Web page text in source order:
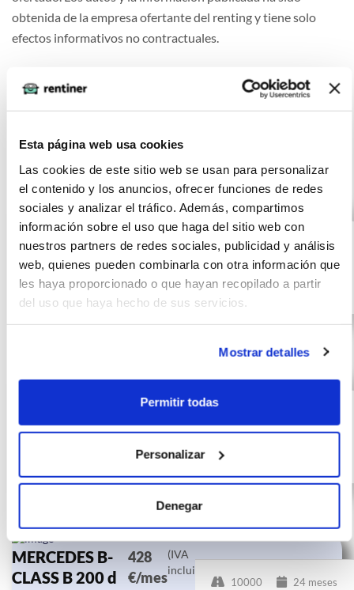
Esta página web usa cookies
Las cookies de este sitio web se usan para personalizar
el contenido y los anuncios, ofrecer funciones de redes
sociales y analizar el tráfico. Además, compartimos
información sobre el uso que haga del sitio web con
nuestros partners de redes sociales, publicidad y análisis
web, quienes pueden combinarla con otra información que
les haya proporcionado o que hayan recopilado a partir
del uso que haya hecho de sus servicios.
Mostrar detalles
Permitir todas
Personalizar
Denegar
obtenida de la empresa ofertante del renting y tiene solo
efectos informativos no contractuales.
Otras ofertas de MERCEDES B-
CLASS
MERCEDES B-
CLASS B 200 d
436
€/mes
(IVA
incluido)
10000
km
24 meses
0 CV
Gasolina
€/mesincluido)
km
0 CV
MERCEDES B-
CLASS B 200 d
428
€/mes
(IVA
incluido)
10000
24 meses